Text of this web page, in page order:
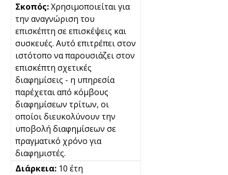
Χρησιμοποιείται για
την αναγνώριση του
επισκέπτη σε επισκέψεις και
συσκευές. Αυτό επιτρέπει στον
ιστότοπο να παρουσιάζει στον
επισκέπτη σχετικές
διαφημίσεις - η υπηρεσία
παρέχεται από κόμβους
διαφημίσεων τρίτων, οι
οποίοι διευκολύνουν την
υποβολή διαφημίσεων σε
πραγματικό χρόνο για
διαφημιστές.
10 έτη